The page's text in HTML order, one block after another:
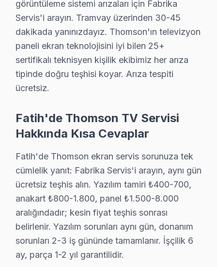
Hırka-i Şerif mahallesi Thomson TV teknisyeniniz
Hırka-i Şerif Thomson Anakart Tamiri →
Hobyar Thomson Servis
Fatih'da Hobyar mahallesi Thomson TV servisi için
Fatih Thomson Servis →
Hoca Gıyasettin Thomson Servis
Fatih TV Servis Merkezi →
Fatih'da Hocapaşa mahallesi için Thomson TV fiyat teklifi
Hocapaşa Thomson Anakart Tamiri →
İskenderpaşa Thomson Servis
Fatih'nın İskenderpaşa bölgesindeki Thomson
Thomson Servis Merkezi →
Kalenderhane Thomson Servis
Kalenderhane'den gelen Thomson TV arızaları arasında
görüntüleme sistemi arızaları için Fabrika
Servis'i arayın. Tramvay üzerinden 30-45
dakikada yanınızdayız. Thomson'ın televizyon
paneli ekran teknolojisini iyi bilen 25+
sertifikalı teknisyen kişilik ekibimiz her arıza
tipinde doğru teşhisi koyar. Arıza tespiti
ücretsiz.
Fatih'de Thomson TV Servisi
Hakkında Kısa Cevaplar
Fatih'de Thomson ekran servis sorunuza tek
cümlelik yanıt: Fabrika Servis'i arayın, aynı gün
ücretsiz teşhis alın. Yazılım tamiri ₺400-700,
anakart ₺800-1.800, panel ₺1.500-8.000
aralığındadır; kesin fiyat teşhis sonrası
belirlenir. Yazılım sorunları aynı gün, donanım
sorunları 2-3 iş gününde tamamlanır. İşçilik 6
ay, parça 1-2 yıl garantilidir.